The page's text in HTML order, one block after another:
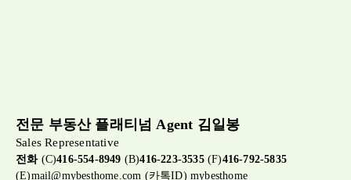
전문 부동산 플래티넘 Agent 김일봉
Sales Representative
전화(C)416-554-8949 (B)416-223-3535(F)416-792-5835
(E)mail@mybesthome.com (카톡ID) mybesthome